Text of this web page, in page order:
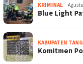
KRIMINAL
Blue Light
KABUPATEN
Komitmen